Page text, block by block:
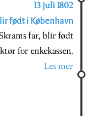
13 juli 1802
født i København
far, blir født
for enkekassen.
Les mer